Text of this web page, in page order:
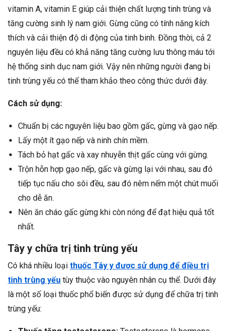
vitamin A, vitamin E giúp cải thiện chất lượng tinh trùng và
tăng cường sinh lý nam giới. Gừng cũng có tính năng kích
thích và cải thiện độ di động của tinh binh. Đồng thời, cả 2
nguyên liệu đều có khả năng tăng cường lưu thông máu tới
hệ thống sinh dục nam giới. Vậy nên những người đang bị
tinh trùng yếu có thể tham khảo theo công thức dưới đây.
Cách sử dụng:
Chuẩn bị các nguyên liệu bao gồm gấc, gừng và gạo nếp.
Lấy một ít gạo nếp và ninh chín mềm.
Tách bỏ hạt gấc và xay nhuyễn thịt gấc cùng với gừng.
Trộn hỗn hợp gạo nếp, gấc và gừng lại với nhau, sau đó
tiếp tục nấu cho sôi đều, sau đó nêm nếm một chút muối
cho dễ ăn.
Nên ăn cháo gấc gừng khi còn nóng để đạt hiệu quả tốt
nhất.
Tây y chữa trị tinh trùng yếu
Có khá nhiều loại thuốc Tây y được sử dụng để điều trị
tinh trùng yếu tùy thuộc vào nguyên nhân cụ thể. Dưới đây
là một số loại thuốc phổ biến được sử dụng để chữa trị tinh
trùng yếu: